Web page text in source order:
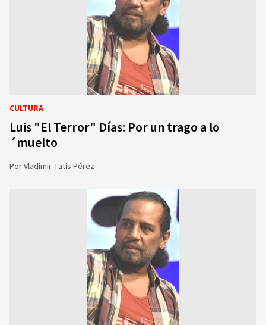
CULTURA
Luis "El Terror" Días: Por un trago a lo
´muelto
PorVladimir Tatis Pérez